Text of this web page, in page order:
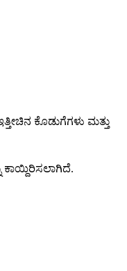
ಕೊಡುಗೆಗಳು ಮತ್ತು
ಕಾಯ್ದಿರಿಸಲಾಗಿದೆ.